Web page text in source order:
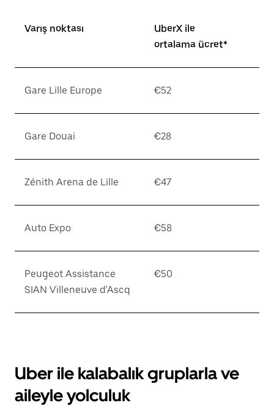
Varış noktası
UberX ile
ortalama ücret*
Gare Lille Europe €52
Gare Douai €28
Zénith Arena de Lille €47
Auto Expo €58
Peugeot Assistance
SIAN Villeneuve d'Ascq
€50
Uber ile kalabalık gruplarla ve
aileyle yolculuk